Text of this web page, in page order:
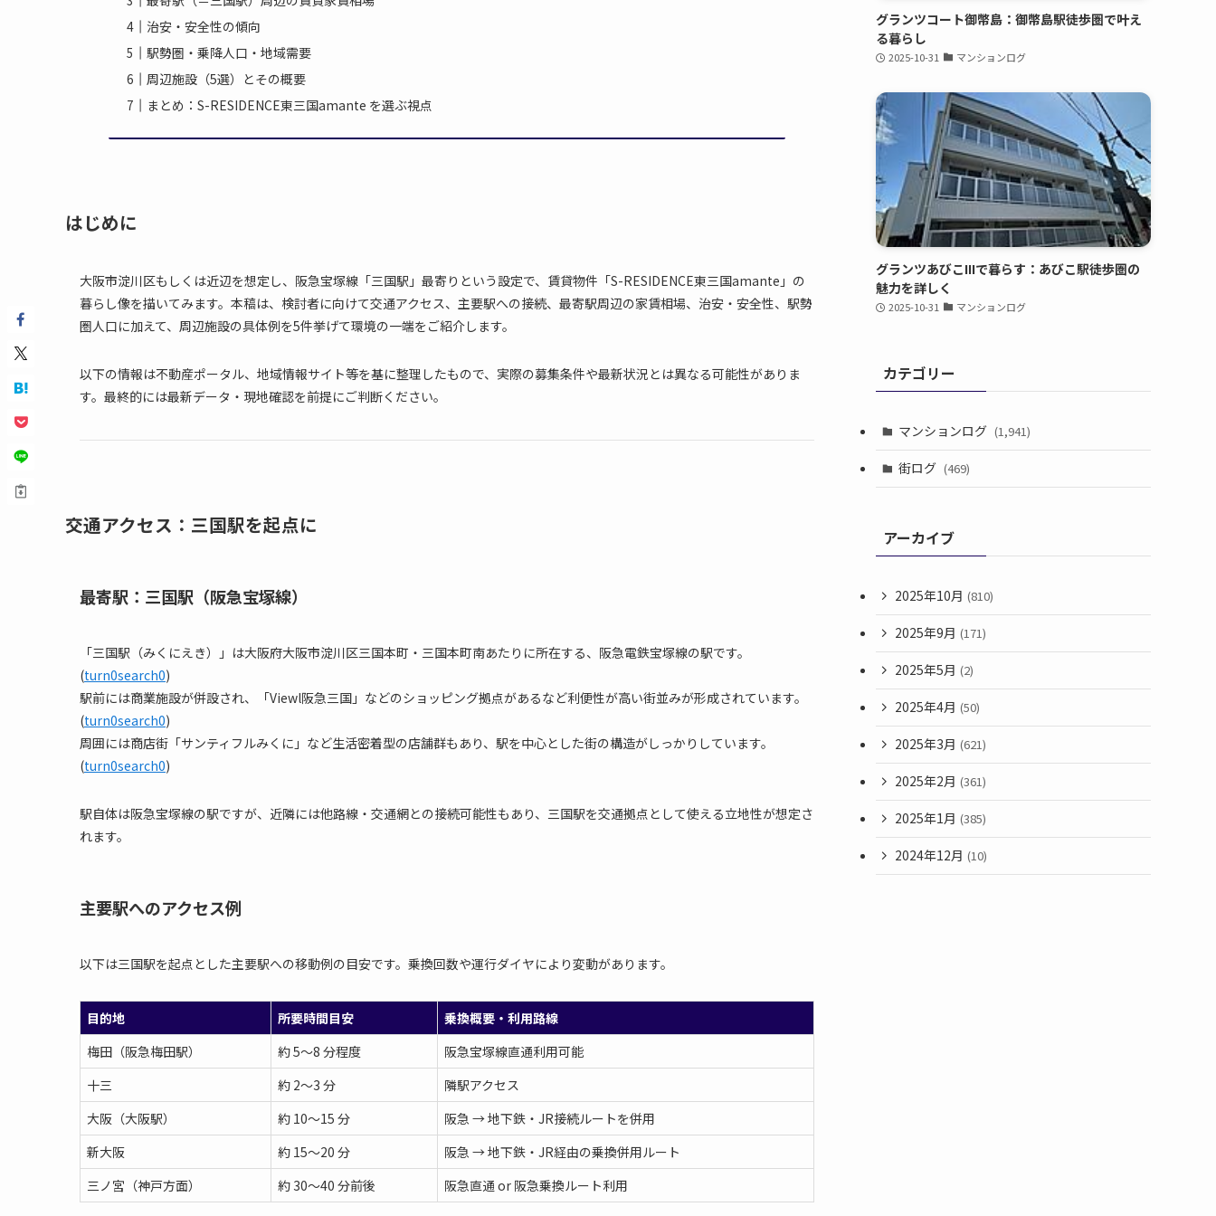
治安・安全性の傾向
駅勢圏・乗降人口・地域需要
周辺施設（5選）とその概要
まとめ：S-RESIDENCE東三国amante を選ぶ視点
はじめに
大阪市淀川区もしくは近辺を想定し、阪急宝塚線「三国駅」最寄りという設定で、賃貸物件「S-RESIDENCE東三国amante」の
暮らし像を描いてみます。本稿は、検討者に向けて交通アクセス、主要駅への接続、最寄駅周辺の家賃相場、治安・安全性、駅勢
圏人口に加えて、周辺施設の具体例を5件挙げて環境の一端をご紹介します。
以下の情報は不動産ポータル、地域情報サイト等を基に整理したもので、実際の募集条件や最新状況とは異なる可能性がありま
す。最終的には最新データ・現地確認を前提にご判断ください。
交通アクセス：三国駅を起点に
最寄駅：三国駅（阪急宝塚線）
「三国駅（みくにえき）」は大阪府大阪市淀川区三国本町・三国本町南あたりに所在する、阪急電鉄宝塚線の駅です。
(turn0search0)
駅前には商業施設が併設され、「Viewl阪急三国」などのショッピング拠点があるなど利便性が高い街並みが形成されています。
(turn0search0)
周囲には商店街「サンティフルみくに」など生活密着型の店舗群もあり、駅を中心とした街の構造がしっかりしています。
(turn0search0)
駅自体は阪急宝塚線の駅ですが、近隣には他路線・交通網との接続可能性もあり、三国駅を交通拠点として使える立地性が想定さ
れます。
主要駅へのアクセス例
以下は三国駅を起点とした主要駅への移動例の目安です。乗換回数や運行ダイヤにより変動があります。
目的地 所要時間目安
乗換概要・利用路線
梅田（阪急梅田駅）
約 5～8 分程度
阪急宝塚線直通利用可能
十三
約 2～3 分
隣駅アクセス
大阪（大阪駅）
約 10～15 分
阪急 → 地下鉄・JR接続ルートを併用
新大阪
約 15〜20 分
阪急 → 地下鉄・JR経由の乗換併用ルート
三ノ宮（神戸方面）
約 30～40 分前後 阪急直通 or 阪急乗換ルート利用
グランツコート御幣島：御幣島駅徒歩圏で叶え
る暮らし
2025-10-31 マンションログ
グランツあびこIIIで暮らす：あびこ駅徒歩圏の
魅力を詳しく
2025-10-31 マンションログ
カテゴリー
マンションログ (1,941)
街ログ (469)
アーカイブ
2025年10月 (810)
2025年9月 (171)
2025年5月 (2)
2025年4月 (50)
2025年3月 (621)
2025年2月 (361)
2025年1月 (385)
2024年12月 (10)